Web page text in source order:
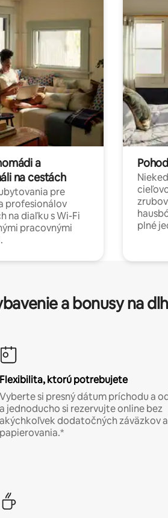
a
na cestách
pre
profesionálov
na diaľku s Wi-Fi
pracovnými
plné
a bonusy na
Flexibilita, ktorú potrebujete
Vyberte si presný dátum príchodu a
a jednoducho si rezervujte online bez
akýchkoľvek dodatočných záväzkov
papierovania.*